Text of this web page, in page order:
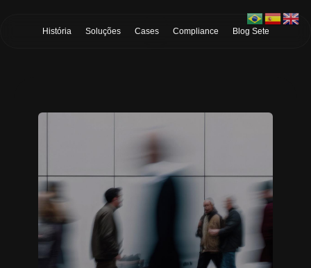
História Soluções Cases Compliance Blog Sete